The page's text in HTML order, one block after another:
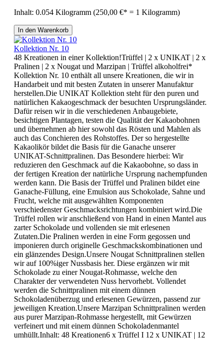
Inhalt: 0.054 Kilogramm (250,00 €* = 1 Kilogramm)
In den Warenkorb
Kollektion Nr. 10
48 Kreationen in einer Kollektion!Trüffel | 2 x UNIKAT | 2 x
Pralinen | 2 x Nougat und Marzipan | Trüffel alkoholfrei*
Kollektion Nr. 10 enthält all unsere Kreationen, die wir in
Handarbeit und mit besten Zutaten in unserer Manufaktur
herstellen.Die UNIKAT Kollektion steht für den puren und
natürlichen Kakaogeschmack der besuchten Ursprungsländer.
Dafür reisen wir in die verschiedenen Anbaugebiete,
besichtigen Plantagen, testen die Qualität der Kakaobohnen
und übernehmen ab hier sowohl das Rösten und Mahlen als
auch das Conchieren des Rohstoffes. Der so hergestellte
Kakaolikör bildet die Basis für die Ganache unserer
UNIKAT-Schnittpralinen. Das Besondere hierbei: Wir
reduzieren den Geschmack auf die Kakaobohne, so dass in
der fertigen Kreation der natürliche Ursprung nachempfunden
werden kann. Die Basis der Trüffel und Pralinen bildet eine
Ganache-Füllung, eine Emulsion aus Schokolade, Sahne und
Frucht, welche mit ausgewählten Komponenten
verschiedenster Geschmacksrichtungen kombiniert wird.Die
Trüffel rollen wir anschließend von Hand in einen Mantel aus
zarter Schokolade und vollenden sie mit erlesenen
Zutaten.Die Pralinen werden in eine Form gegossen und
imponieren durch originelle Geschmackskombinationen und
ein glänzendes Design.Unsere Nougat Schnittpralinen stellen
wir auf 100%iger Nussbasis her. Diese ergänzen wir mit
Schokolade zu einer Nougat-Rohmasse, welche den
Charakter der verwendeten Nuss hervorhebt. Vollendet
werden die Schnittpralinen mit einem dünnen
Schokoladenüberzug und erlesenen Gewürzen, passend zur
jeweiligen Kreation.Unsere Marzipan Schnittpralinen werden
aus purer Marzipan-Rohmasse hergestellt, mit Gewürzen
verfeinert und mit einem dünnen Schokoladenmantel
umhüllt.Inhalt: 48 Kreationen6 x Trüffel I 12 x UNIKAT | 12